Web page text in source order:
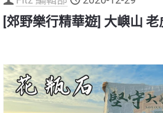
[郊野樂行精華遊] 大嶼山